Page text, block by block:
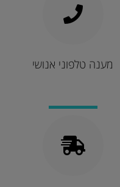
מענה טלפוני אנושי